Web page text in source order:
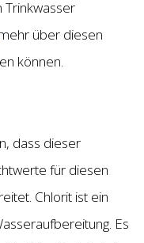
über diesen
können.
dass dieser
für diesen
Chlorit ist ein
Es